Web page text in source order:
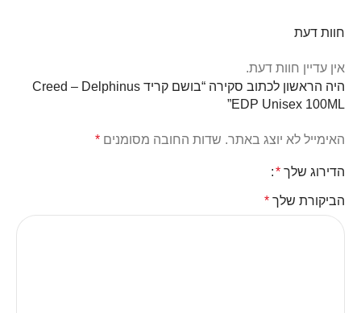
חוות דעת
אין עדיין חוות דעת.
היה הראשון לכתוב סקירה “בושם קריד Creed – Delphinus
EDP Unisex 100ML”
האימייל לא יוצג באתר. שדות החובה מסומנים *
הדירוג שלך *
הביקורת שלך *